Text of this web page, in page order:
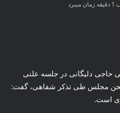
حاجی دلیگانی در جلسه علنی
بهمن ماه) صحن مجلس طی تذکر شفاهی، گفت:
است.